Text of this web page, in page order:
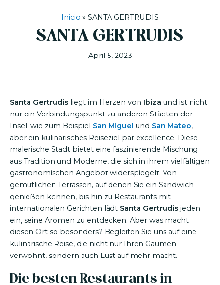
Inicio » SANTA GERTRUDIS
SANTA GERTRUDIS
April 5, 2023
Santa Gertrudis liegt im Herzen von Ibiza und ist nicht
nur ein Verbindungspunkt zu anderen Städten der
Insel, wie zum Beispiel San Miguel und San Mateo,
aber ein kulinarisches Reiseziel par excellence. Diese
malerische Stadt bietet eine faszinierende Mischung
aus Tradition und Moderne, die sich in ihrem vielfältigen
gastronomischen Angebot widerspiegelt. Von
gemütlichen Terrassen, auf denen Sie ein Sandwich
genießen können, bis hin zu Restaurants mit
internationalen Gerichten lädt Santa Gertrudis jeden
ein, seine Aromen zu entdecken. Aber was macht
diesen Ort so besonders? Begleiten Sie uns auf eine
kulinarische Reise, die nicht nur Ihren Gaumen
verwöhnt, sondern auch Lust auf mehr macht.
Die besten Restaurants in